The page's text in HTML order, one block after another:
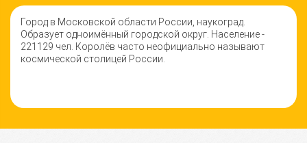
Город в Московской области России, наукоград.
Образует одноимённый городской округ. Население -
221129 чел. Королёв часто неофициально называют
космической столицей России.